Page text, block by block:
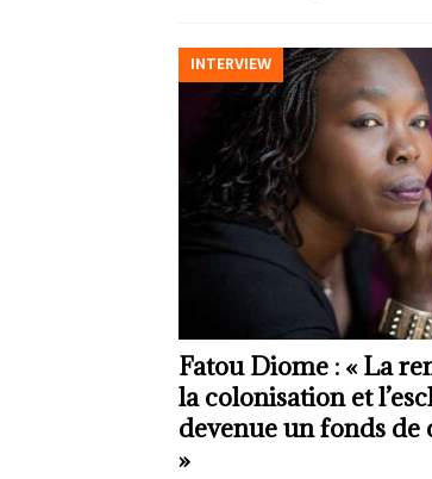
INTERVIEW
Fatou Diome : « La
la colonisation et
devenue un fonds de
»